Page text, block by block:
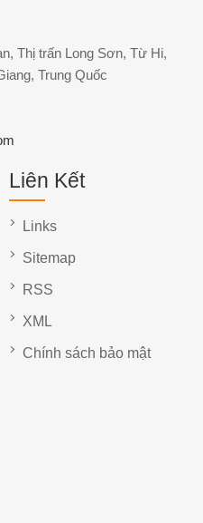
Thị trấn Long Sơn, Từ Hi,
Trung Quốc
Liên Kết
Links
Sitemap
RSS
XML
Chính sách bảo mật